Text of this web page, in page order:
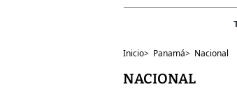
Inicio> Panamá> Nacional
NACIONAL